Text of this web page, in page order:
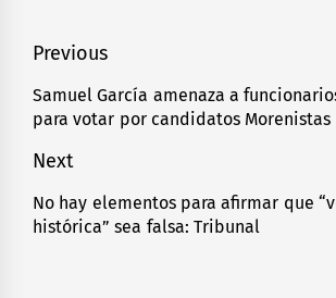
Navegación
de
entradas
Previous
Previous
post:
Samuel García amenaza a
para votar por candidatos Morenistas
Next
Next
post:
No hay elementos para afirmar que
histórica” sea falsa: Tribunal